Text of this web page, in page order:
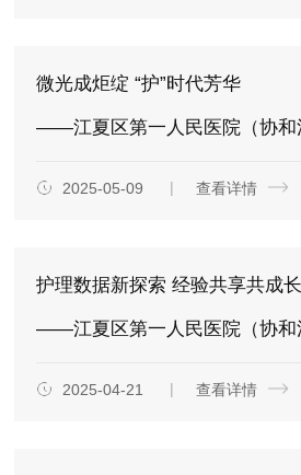
微光成炬绽 “护”时代芳华
——江夏区第一人民医院（协和江南医院）隆重举办2025
2025-05-09 查看详情
护理数据新探索 经验共享共成长
——江夏区第一人民医院（协和江南医院
2025-04-21 查看详情